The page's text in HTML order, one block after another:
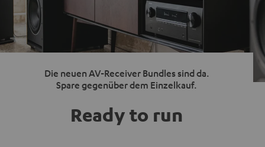
Die neuen AV-Receiver Bundles sind da.
Spare gegenüber dem Einzelkauf.
Ready to run